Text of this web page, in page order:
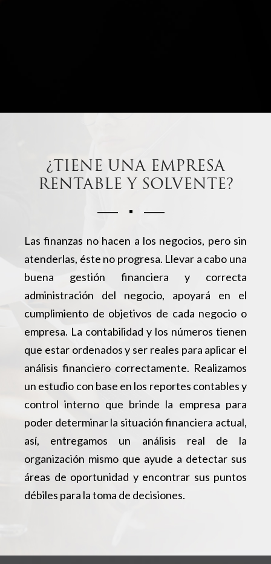
¿TIENE UNA EMPRESA
RENTABLE Y SOLVENTE?
Las finanzas no hacen a los negocios, pero sin
atenderlas, éste no progresa. Llevar a cabo una
buena gestión financiera y correcta
administración del negocio, apoyará en el
cumplimiento de objetivos de cada negocio o
empresa. La contabilidad y los números tienen
que estar ordenados y ser reales para aplicar el
análisis financiero correctamente. Realizamos
un estudio con base en los reportes contables y
control interno que brinde la empresa para
poder determinar la situación financiera actual,
así, entregamos un análisis real de la
organización mismo que ayude a detectar sus
áreas de oportunidad y encontrar sus puntos
débiles para la toma de decisiones.